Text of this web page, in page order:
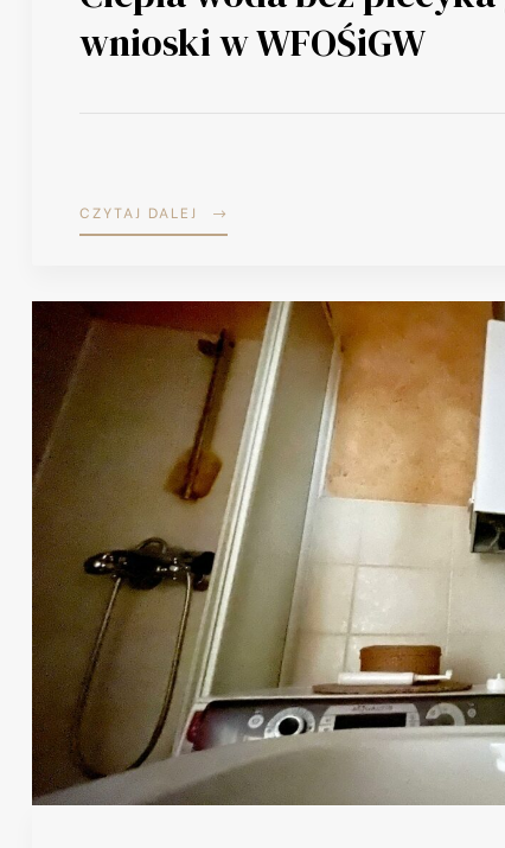
wnioski w WFOŚiGW
CZYTAJ DALEJ